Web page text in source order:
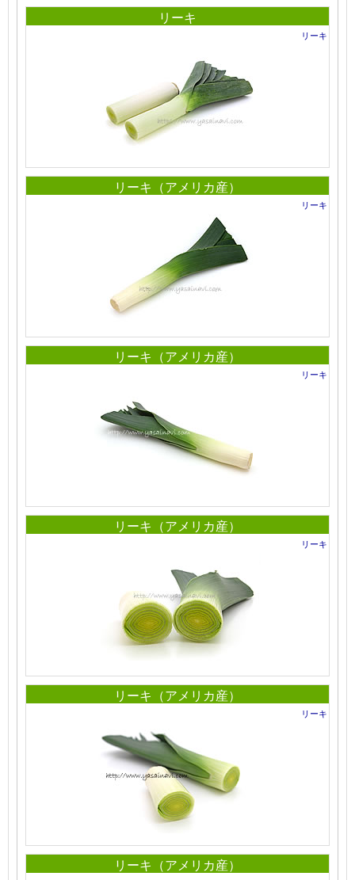
リーキ
リーキ
リーキ（アメリカ産）
リーキ
リーキ（アメリカ産）
リーキ
リーキ（アメリカ産）
リーキ
リーキ（アメリカ産）
リーキ
リーキ（アメリカ産）